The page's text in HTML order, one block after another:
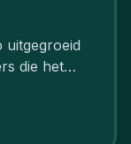
uitgegroeid
die het